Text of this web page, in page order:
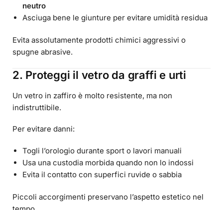
neutro
Asciuga bene le giunture per evitare umidità residua
Evita assolutamente prodotti chimici aggressivi o
spugne abrasive.
2. Proteggi il vetro da graffi e urti
Un vetro in zaffiro è molto resistente, ma non
indistruttibile.
Per evitare danni:
Togli l’orologio durante sport o lavori manuali
Usa una custodia morbida quando non lo indossi
Evita il contatto con superfici ruvide o sabbia
Piccoli accorgimenti preservano l’aspetto estetico nel